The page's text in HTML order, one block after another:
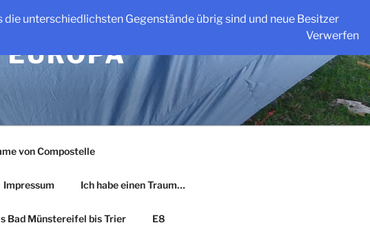
unterschiedlichsten Gegenstände übrig sind und neue Besitzer
Verwerfen
von Compostelle
Impressum Ich habe einen Traum…
Bad Münstereifel bis Trier E8